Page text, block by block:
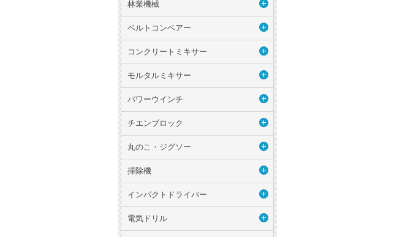
林業機械
ベルトコンベアー
コンクリートミキサー
モルタルミキサー
パワーウインチ
チエンブロック
丸のこ・ジグソー
掃除機
インパクトドライバー
電気ドリル